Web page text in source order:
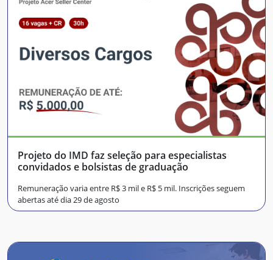
Projeto do IMD faz seleção para especialistas
convidados e bolsistas de graduação
Remuneração varia entre R$ 3 mil e R$ 5 mil. Inscrições seguem
abertas até dia 29 de agosto